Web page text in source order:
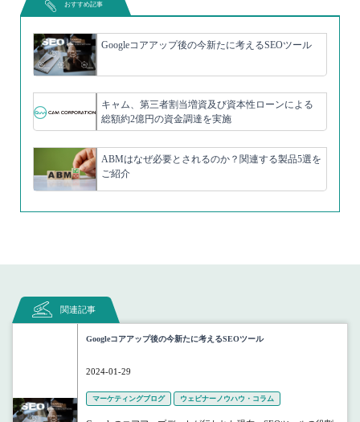
おすすめ記事
Googleコアアップ後の今新たに考えるSEOツール
キャム、第三者割当増資及び資本性ローンによる
総額約2億円の資金調達を実施
ABMはなぜ必要とされるのか？関連する製品5選を
ご紹介
関連記事
Googleコアアップ後の今新たに考えるSEOツール
2024-01-29
マーケティングブログ ウェビナーノウハウ・コラム